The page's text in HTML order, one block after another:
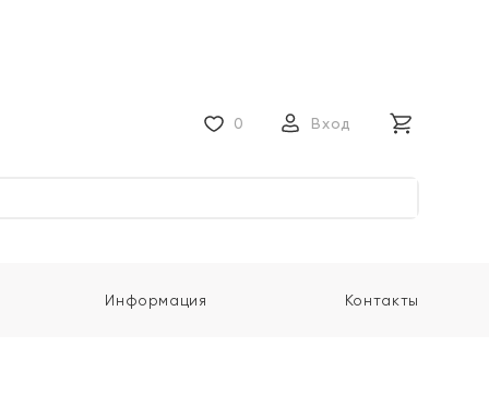
0 Вход
Информация Контакты